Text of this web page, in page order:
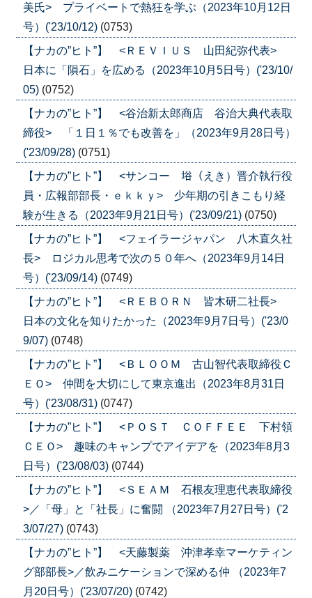
美氏> プライベートで熱狂を学ぶ（2023年10月12日
号）('23/10/12) (0753)
【ナカの”ヒト”】 <ＲＥＶＩＵＳ 山田紀弥代表>
日本に「隕石」を広める（2023年10月5日号）('23/10/
05) (0752)
【ナカの”ヒト”】 <谷治新太郎商店 谷治大典代表取
締役> 「１日１％でも改善を」（2023年9月28日号）
('23/09/28) (0751)
【ナカの”ヒト”】 <サンコー 﨏（えき）晋介執行役
員・広報部部長・ｅｋｋｙ> 少年期の引きこもり経
験が生きる（2023年9月21日号）('23/09/21) (0750)
【ナカの”ヒト”】 <フェイラージャパン 八木直久社
長> ロジカル思考で次の５０年へ（2023年9月14日
号）('23/09/14) (0749)
【ナカの”ヒト”】 <ＲＥＢＯＲＮ 皆木研二社長>
日本の文化を知りたかった（2023年9月7日号）('23/0
9/07) (0748)
【ナカの”ヒト”】 <ＢＬＯＯＭ 古山智代表取締役Ｃ
ＥＯ> 仲間を大切にして東京進出（2023年8月31日
号）('23/08/31) (0747)
【ナカの”ヒト”】 <ＰＯＳＴ ＣＯＦＦＥＥ 下村領
ＣＥＯ> 趣味のキャンプでアイデアを（2023年8月3
日号）('23/08/03) (0744)
【ナカの”ヒト”】 <ＳＥＡＭ 石根友理恵代表取締役
>／「母」と「社長」に奮闘 （2023年7月27日号）('2
3/07/27) (0743)
【ナカの”ヒト”】 <天藤製薬 沖津孝幸マーケティン
グ部部長>／飲みニケーションで深める仲 （2023年7
月20日号）('23/07/20) (0742)